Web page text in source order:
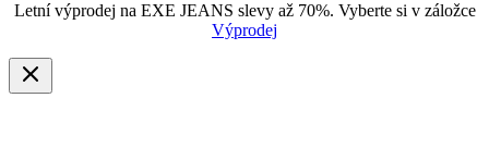
Letní výprodej na EXE JEANS slevy až 70%. Vyberte si v záložce
Výprodej